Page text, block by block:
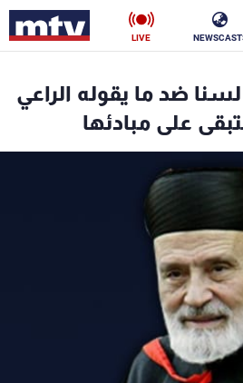
LIVE
ضد ما يقوله الراعي
على مبادئها
ناس
رياضة